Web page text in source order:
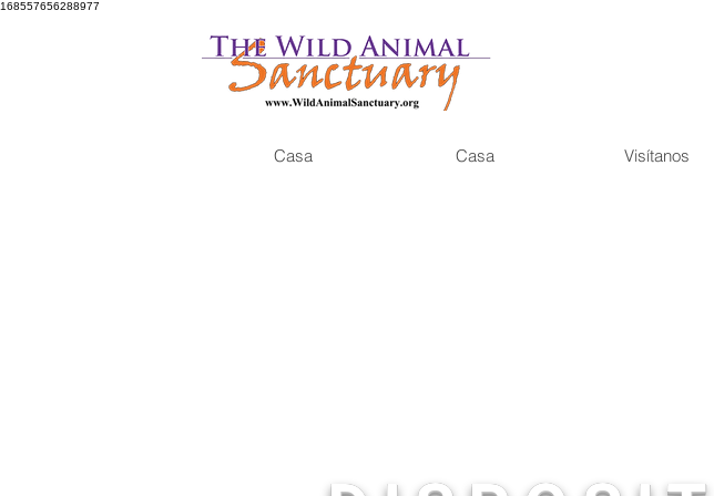
168557656288977
Casa Casa Visítanos